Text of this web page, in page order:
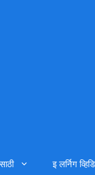
इ लर्निग